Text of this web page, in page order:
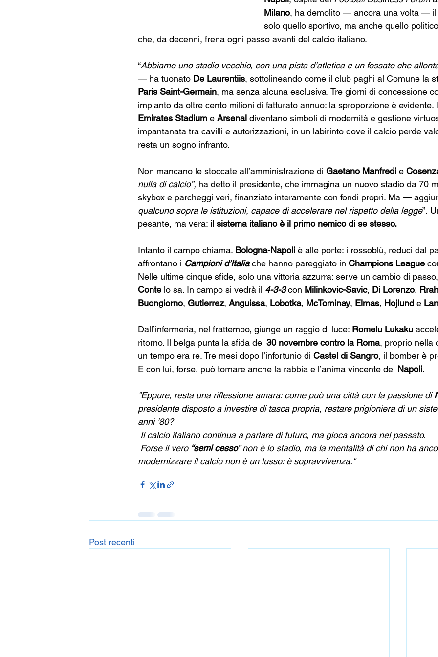
Milano, ha demolito — ancora una volta —
solo quello sportivo, ma anche quello
che, da decenni, frena ogni passo avanti del calcio italiano.
“Abbiamo uno stadio vecchio, con una pista d’atletica e un fossato che
— ha tuonato De Laurentiis, sottolineando come il club paghi al Comune la
Paris Saint-Germain, ma senza alcuna esclusiva. Tre giorni di concessione
impianto da oltre cento milioni di fatturato annuo: la sproporzione è evidente.
Emirates Stadium e Arsenal diventano simboli di modernità e gestione
impantanata tra cavilli e autorizzazioni, in un labirinto dove il calcio perde
resta un sogno infranto.
Non mancano le stoccate all’amministrazione di Gaetano Manfredi e
nulla di calcio”, ha detto il presidente, che immagina un nuovo stadio da 70
skybox e parcheggi veri, finanziato interamente con fondi propri. Ma —
qualcuno sopra le istituzioni, capace di accelerare nel rispetto della legge”.
pesante, ma vera: il sistema italiano è il primo nemico di se stesso.
Intanto il campo chiama. Bologna-Napoli è alle porte: i rossoblù, reduci dal
affrontano i Campioni d’Italia che hanno pareggiato in Champions League
Nelle ultime cinque sfide, solo una vittoria azzurra: serve un cambio di
Conte lo sa. In campo si vedrà il 4-3-3 con Milinkovic-Savic, Di Lorenzo,
Buongiorno, Gutierrez, Anguissa, Lobotka, McTominay, Elmas, Hojlund e
Dall’infermeria, nel frattempo, giunge un raggio di luce: Romelu Lukaku
ritorno. Il belga punta la sfida del 30 novembre contro la Roma, proprio nella
un tempo era re. Tre mesi dopo l’infortunio di Castel di Sangro, il bomber è
E con lui, forse, può tornare anche la rabbia e l’anima vincente del Napoli.
"Eppure, resta una riflessione amara: come può una città con la passione di
presidente disposto a investire di tasca propria, restare prigioniera di un
anni ’80?
Il calcio italiano continua a parlare di futuro, ma gioca ancora nel passato.
Forse il vero “semi cesso” non è lo stadio, ma la mentalità di chi non ha
modernizzare il calcio non è un lusso: è sopravvivenza."
Post recenti